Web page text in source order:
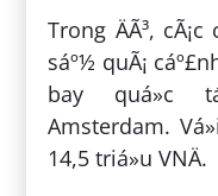
Trong ÄÃ³,
sáº½ quÃ¡
bay quá»c
Amsterdam.
14,5 triá»u VNÄ.